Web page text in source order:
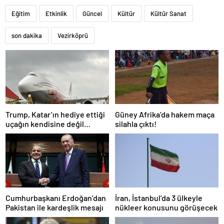
Eğitim Etkinlik Güncel Kültür Kültür Sanat
son dakika Vezirköprü
Trump, Katar’ın hediye ettiği
uçağın kendisine değil
Pentagon’a verileceğini
açıkladı
Güney Afrika’da hakem maça
silahla çıktı!
Cumhurbaşkanı Erdoğan’dan
Pakistan ile kardeşlik mesajı
İran, İstanbul’da 3 ülkeyle
nükleer konusunu görüşecek